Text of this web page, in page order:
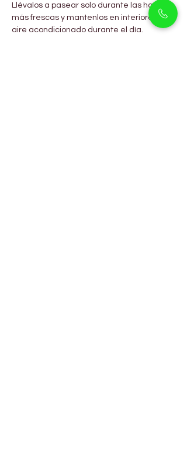
Llévalos a pasear solo durante las horas
más frescas y mantenlos en interiores con
aire acondicionado durante el día.